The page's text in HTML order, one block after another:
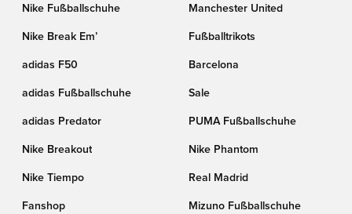
Nike Fußballschuhe Manchester United
Nike Break Em’ Fußballtrikots
adidas F50 Barcelona
adidas Fußballschuhe Sale
adidas Predator PUMA Fußballschuhe
Nike Breakout Nike Phantom
Nike Tiempo Real Madrid
Fanshop Mizuno Fußballschuhe